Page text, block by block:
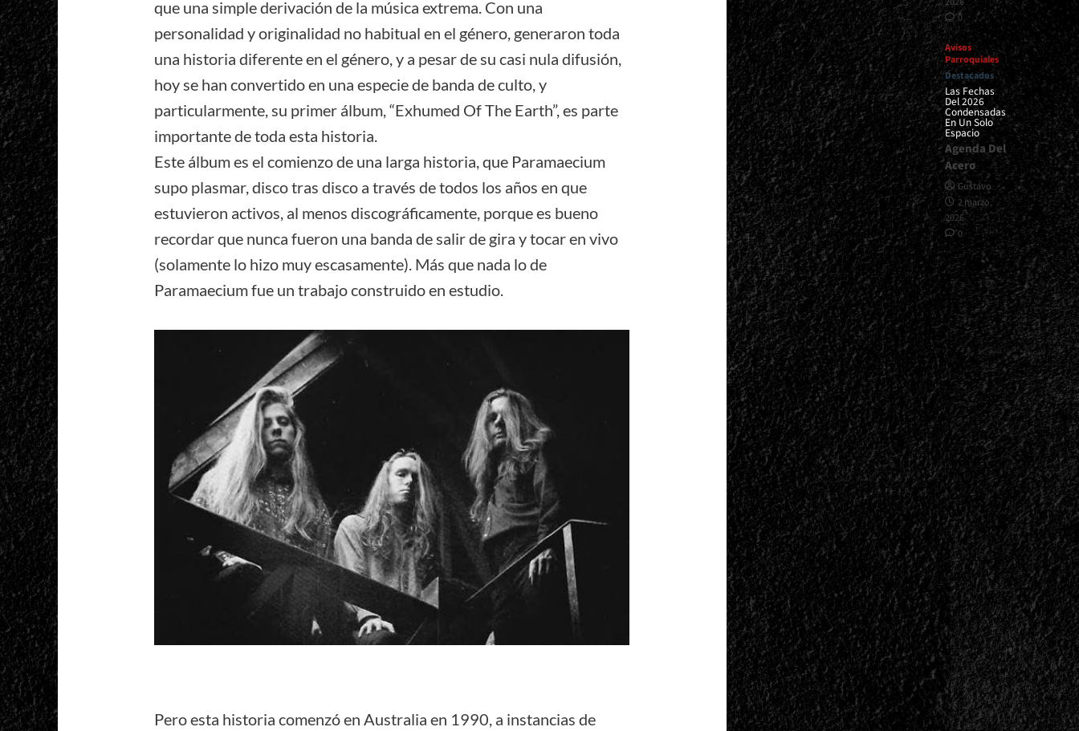
que una simple derivación de la música extrema. Con una
personalidad y originalidad no habitual en el género, generaron toda
una historia diferente en el género, y a pesar de su casi nula difusión,
hoy se han convertido en una especie de banda de culto, y
particularmente, su primer álbum, “Exhumed Of The Earth”, es parte
importante de toda esta historia.
Este álbum es el comienzo de una larga historia, que Paramaecium
supo plasmar, disco tras disco a través de todos los años en que
estuvieron activos, al menos discográficamente, porque es bueno
recordar que nunca fueron una banda de salir de gira y tocar en vivo
(solamente lo hizo muy escasamente). Más que nada lo de
Paramaecium fue un trabajo construido en estudio.
Pero esta historia comenzó en Australia en 1990, a instancias de
0
Avisos
Parroquiales
Destacados
Las Fechas
Del 2026
Condensadas
En Un Solo
Espacio
Agenda Del
Acero
Gustavo
2 marzo,
2026
0